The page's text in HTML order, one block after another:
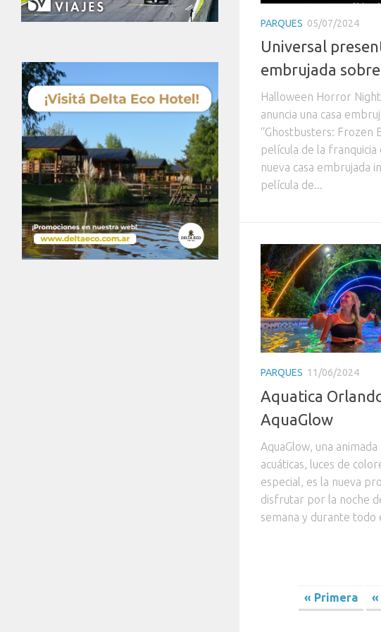
PARQUES 05/07/2024
Universal
embrujada
Halloween Horror
anuncia una casa
“Ghostbusters: Frozen
película de la
nueva casa embrujada
película de...
PARQUES 11/06/2024
Aquatica
AquaGlow
AquaGlow, una
acuáticas, luces de
especial, es la nueva
disfrutar por la noche
semana y durante todo
« Primera «